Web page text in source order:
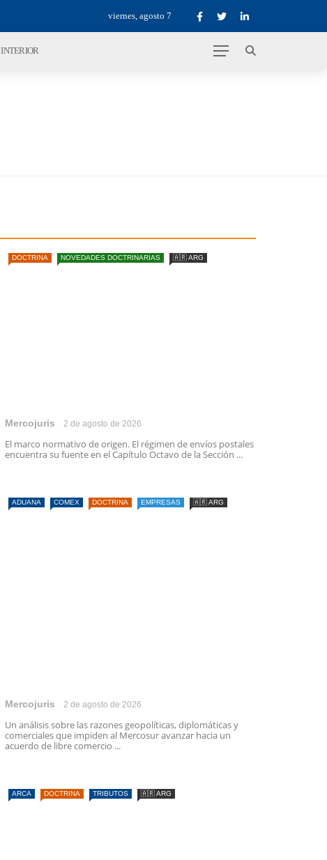
viernes, agosto 7
INTERIOR
DOCTRINA NOVEDADES DOCTRINARIAS 🇦🇷 ARG
Mercojuris 2 de agosto de 2026
El marco normativo de origen. El régimen de envíos postales
encuentra su fuente en el Capítulo Octavo de la Sección ...
ADUANA COMEX DOCTRINA EMPRESAS 🇦🇷 ARG
Mercojuris 2 de agosto de 2026
Un análisis sobre las razones geopolíticas, diplomáticas y
comerciales que impiden al Mercosur avanzar hacia un
acuerdo de libre comercio ...
ARCA DOCTRINA TRIBUTOS 🇦🇷 ARG